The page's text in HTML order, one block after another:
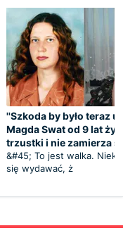
''Szkoda by było teraz
Magda Swat od 9 lat
trzustki i nie zamierza
&#45; To jest walka.
się wydawać, ż